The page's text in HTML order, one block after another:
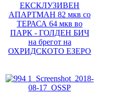
ЕКСКЛУЗИВЕН
АПАРТМАН 82 мкв со
ТЕРАСА 64 мкв во
ПАРК - ГОЛДЕН БИЧ
на брегот на
ОХРИДСКОТО ЕЗЕРО